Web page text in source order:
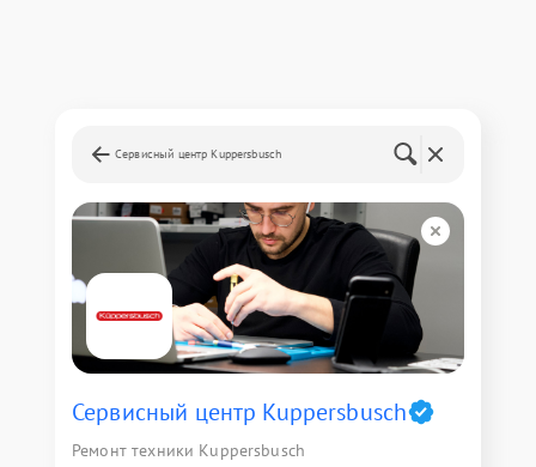
Сервисный центр Kuppersbusch
Сервисный центр Kuppersbusch
Ремонт техники Kuppersbusch